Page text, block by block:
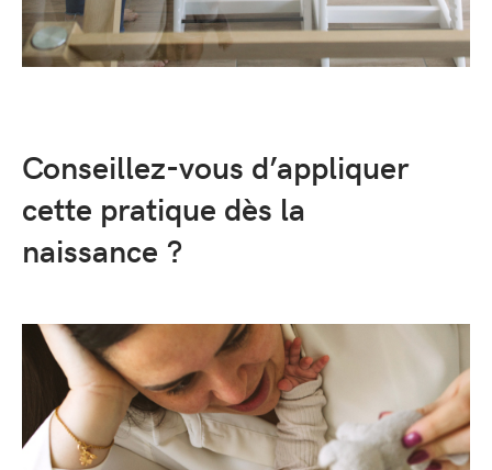
Conseillez-vous d’appliquer
cette pratique dès la
naissance ?